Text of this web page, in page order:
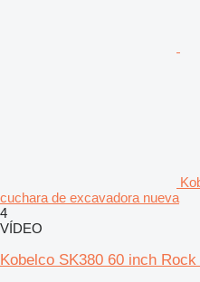
cuchara de excavadora nueva
4
VÍDEO
Kobelco SK380 60 inch